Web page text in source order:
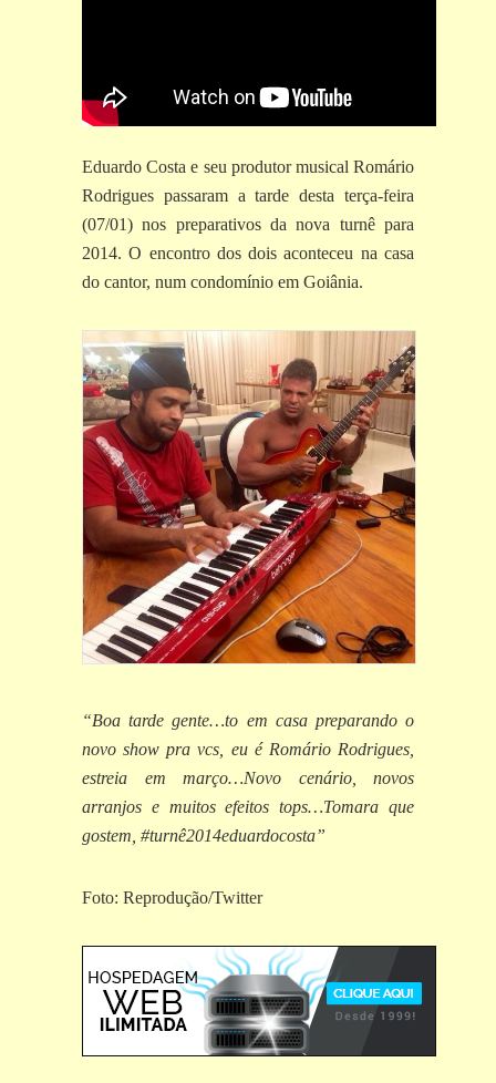
Eduardo Costa e seu produtor musical Romário
Rodrigues passaram a tarde desta terça-feira
(07/01) nos preparativos da nova turnê para
2014. O encontro dos dois aconteceu na casa
do cantor, num condomínio em Goiânia.
“Boa tarde gente…to em casa preparando o
novo show pra vcs, eu é Romário Rodrigues,
estreia em março…Novo cenário, novos
arranjos e muitos efeitos tops…Tomara que
gostem, #turnê2014eduardocosta”
Foto: Reprodução/Twitter